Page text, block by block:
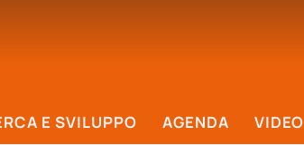
E SVILUPPO AGENDA VIDEO